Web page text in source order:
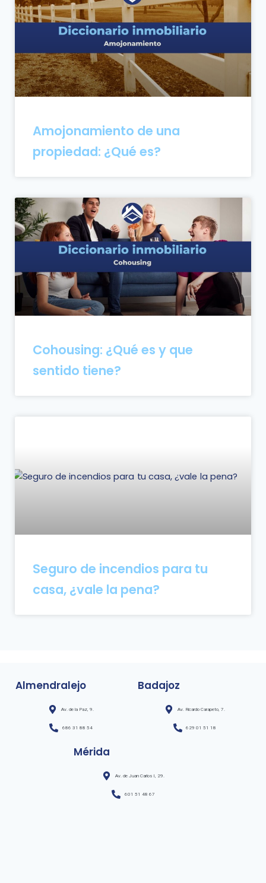
Amojonamiento de una
propiedad: ¿Qué es?
Cohousing: ¿Qué es y que
sentido tiene?
Seguro de incendios para tu
casa, ¿vale la pena?
Almendralejo
Av. de la Paz, 9.
686 31 88 54
Badajoz
Av. Ricardo Carapeto, 7.
629 01 51 18
Mérida
Av. de Juan Carlos I, 29.
601 51 48 67